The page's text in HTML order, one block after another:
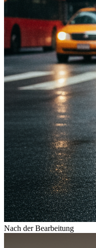
Nach der Bearbeitung